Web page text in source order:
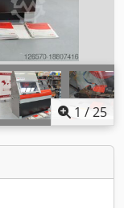
1 /25